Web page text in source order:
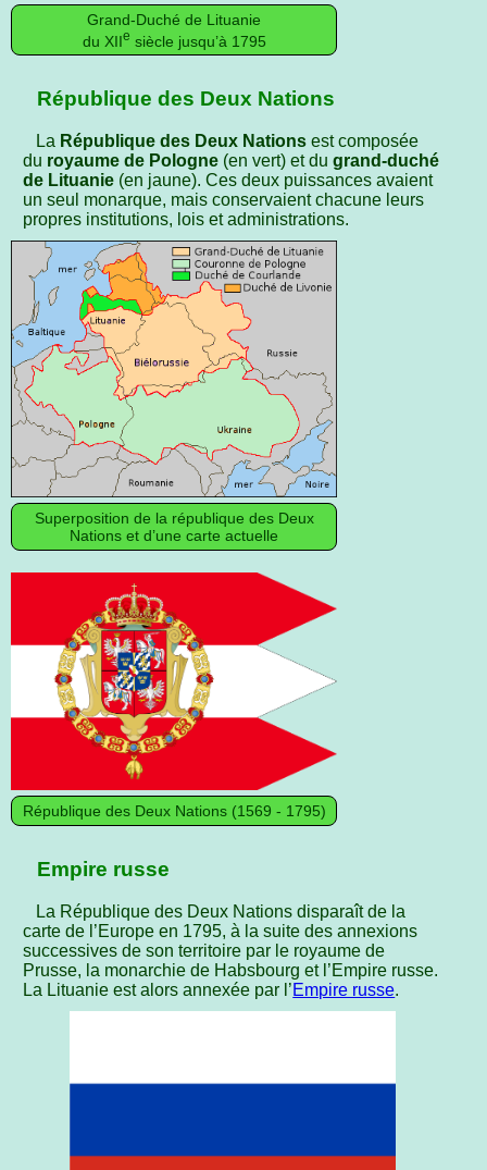
Grand-Duché de Lituanie
du XIIe siècle jusqu’à 1795
République des Deux Nations
La République des Deux Nationsest composée
du royaume de Pologne (en vert) et dugrand-duché
de Lituanie (en jaune). Ces deux puissances avaient
un seul monarque, mais conservaient chacune leurs
propres institutions, lois et administrations.
Superposition de la république des Deux
Nations et d’une carte actuelle
République des Deux Nations (1569 ‑ 1795)
Empire russe
La République des Deux Nations disparaît de la
carte de l’Europe en 1795, à la suite des annexions
successives de son territoire par le royaume de
Prusse, la monarchie de Habsbourg et l’Empire russe.
La Lituanie est alors annexée par l’Empire russe.